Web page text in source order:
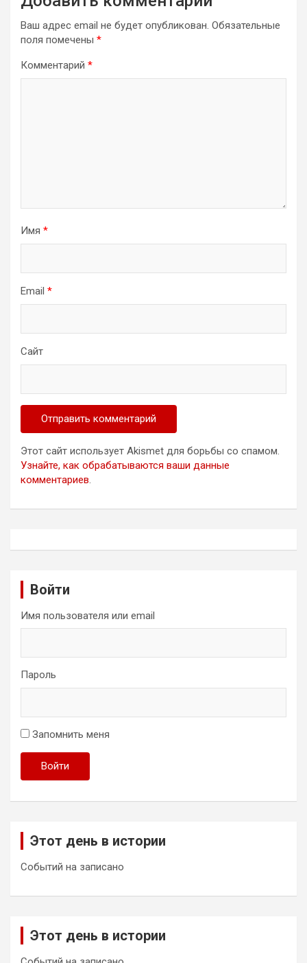
Ваш адрес email не будет опубликован. Обязательные
поля помечены *
Комментарий *
Имя *
Email *
Сайт
Этот сайт использует Akismet для борьбы со спамом.
Узнайте, как обрабатываются ваши данные
комментариев.
Войти
Имя пользователя или email
Пароль
Запомнить меня
Войти
Этот день в истории
Событий на записано
Этот день в истории